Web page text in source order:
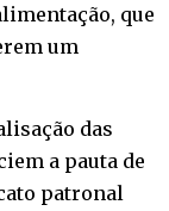
que
um
das
a pauta de
patronal